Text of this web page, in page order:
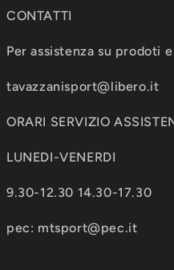
CONTATTI
Per assistenza su prodoti
tavazzanisport@libero.it
ORARI SERVIZIO
LUNEDI-VENERDI
9.30-12.30 14.30-17.30
pec: mtsport@pec.it